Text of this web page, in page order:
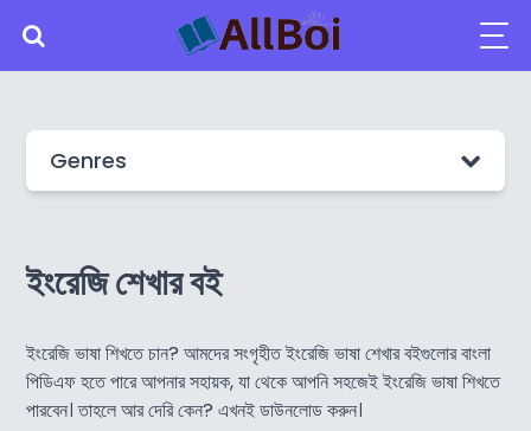
Genres
ইংরেজি শেখার বই
ইংরেজি ভাষা শিখতে চান? আমদের সংগৃহীত ইংরেজি ভাষা শেখার বইগুলোর বাংলা
পিডিএফ হতে পারে আপনার সহায়ক, যা থেকে আপনি সহজেই ইংরেজি ভাষা শিখতে
পারবেন। তাহলে আর দেরি কেন? এখনই ডাউনলোড করুন।